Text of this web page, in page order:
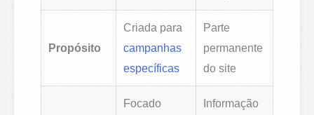
Propósito
Criada para
campanhas
específicas
Parte
permanente
do site
Focado
Informação